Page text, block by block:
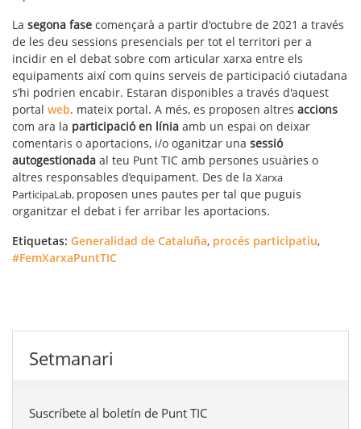
La segona fase començarà a partir d'octubre de 2021 a través
de les deu sessions presencials per tot el territori per a
incidir en el debat sobre com articular xarxa entre els
equipaments així com quins serveis de participació ciutadana
s’hi podrien encabir. Estaran disponibles a través d'aquest
portal web. mateix portal. A més, es proposen altres accions
com ara la participació en línia amb un espai on deixar
comentaris o aportacions, i/o oganitzar una sessió
autogestionada al teu Punt TIC amb persones usuàries o
altres responsables d’equipament. Des de la Xarxa
ParticipaLab, proposen unes pautes per tal que puguis
organitzar el debat i fer arribar les aportacions.
Etiquetas: Generalidad de Cataluña, procés participatiu,
#FemXarxaPuntTIC
Setmanari
Suscríbete al boletín de Punt TIC